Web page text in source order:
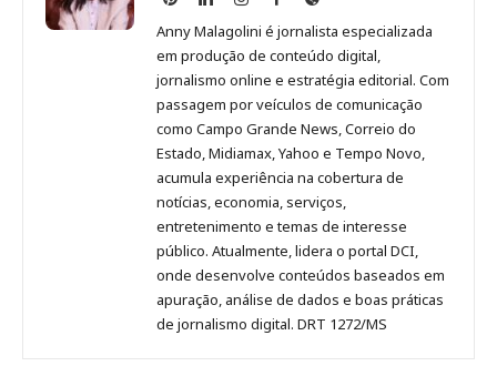
Malagolini
no
Pinterest
Malagolini
no
LinkedIn
Malagolini
no
Instagram
Malagolini
no
Facebook
de
Anny
Malagolini
Anny Malagolini é jornalista especializada
em produção de conteúdo digital,
jornalismo online e estratégia editorial. Com
passagem por veículos de comunicação
como Campo Grande News, Correio do
Estado, Midiamax, Yahoo e Tempo Novo,
acumula experiência na cobertura de
notícias, economia, serviços,
entretenimento e temas de interesse
público. Atualmente, lidera o portal DCI,
onde desenvolve conteúdos baseados em
apuração, análise de dados e boas práticas
de jornalismo digital. DRT 1272/MS